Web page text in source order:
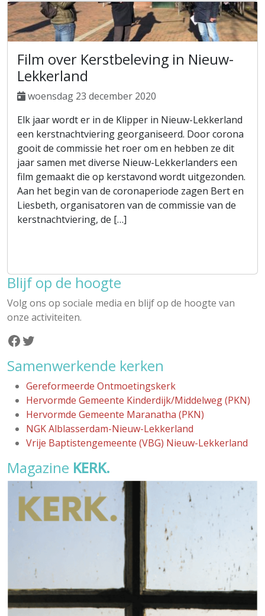
Film over Kerstbeleving in Nieuw-
Lekkerland
woensdag 23 december 2020
Elk jaar wordt er in de Klipper in Nieuw-Lekkerland
een kerstnachtviering georganiseerd. Door corona
gooit de commissie het roer om en hebben ze dit
jaar samen met diverse Nieuw-Lekkerlanders een
film gemaakt die op kerstavond wordt uitgezonden.
Aan het begin van de coronaperiode zagen Bert en
Liesbeth, organisatoren van de commissie van de
kerstnachtviering, de […]
Blijf op de hoogte
Volg ons op sociale media en blijf op de hoogte van
onze activiteiten.
Facebook
Twitter
Samenwerkende kerken
Gereformeerde Ontmoetingskerk
Hervormde Gemeente Kinderdijk/Middelweg (PKN)
Hervormde Gemeente Maranatha (PKN)
NGK Alblasserdam-Nieuw-Lekkerland
Vrije Baptistengemeente (VBG) Nieuw-Lekkerland
Magazine KERK.